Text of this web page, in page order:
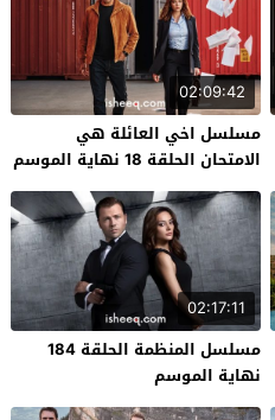
02:09:42
مسلسل اخي العائلة هي
الامتحان الحلقة 18 نهاية الموسم
02:17:11
مسلسل المنظمة الحلقة 184
نهاية الموسم